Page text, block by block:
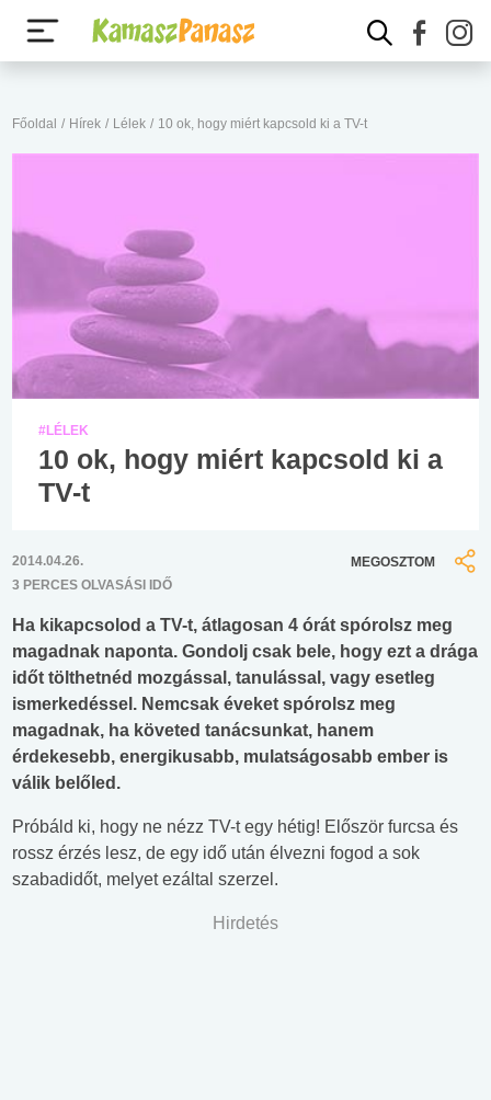
Főoldal / Hírek / Lélek / 10 ok, hogy miért kapcsold ki a TV-t
#LÉLEK
10 ok, hogy miért kapcsold ki a
TV-t
2014.04.26.
3 PERCES OLVASÁSI IDŐ
MEGOSZTOM
Ha kikapcsolod a TV-t, átlagosan 4 órát spórolsz meg
magadnak naponta. Gondolj csak bele, hogy ezt a drága
időt tölthetnéd mozgással, tanulással, vagy esetleg
ismerkedéssel. Nemcsak éveket spórolsz meg
magadnak, ha követed tanácsunkat, hanem
érdekesebb, energikusabb, mulatságosabb ember is
válik belőled.
Próbáld ki, hogy ne nézz TV-t egy hétig! Először furcsa és
rossz érzés lesz, de egy idő után élvezni fogod a sok
szabadidőt, melyet ezáltal szerzel.
Hirdetés